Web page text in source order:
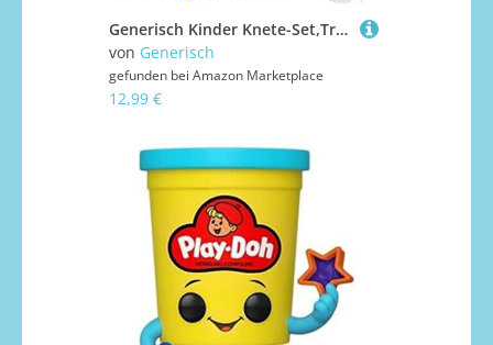
Generisch Kinder Knete-Set,Trocken Knete Formbar | Lernspielzeug Für Kinder Ab 3 Jahren Motorik Feinmotorik Mädchen Reisespiel Beschäftigung Zu Hause
von Generisch
gefunden bei Amazon Marketplace
12,99 €